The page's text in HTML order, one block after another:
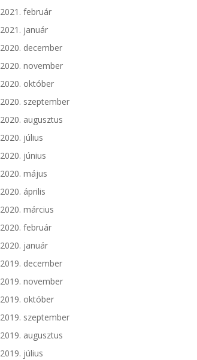
2021. február
2021. január
2020. december
2020. november
2020. október
2020. szeptember
2020. augusztus
2020. július
2020. június
2020. május
2020. április
2020. március
2020. február
2020. január
2019. december
2019. november
2019. október
2019. szeptember
2019. augusztus
2019. július